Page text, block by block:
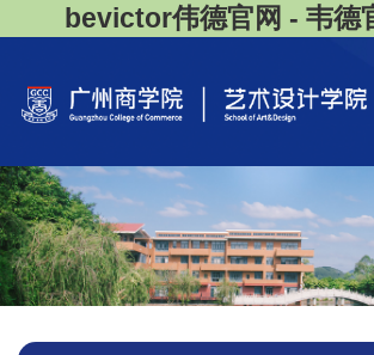
bevictor伟德官网 - 韦德